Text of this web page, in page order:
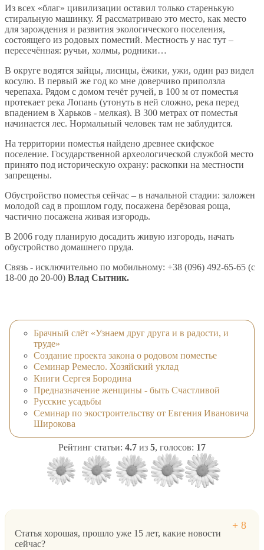
Из всех «благ» цивилизации оставил только старенькую
стиральную машинку. Я рассматриваю это место, как место
для зарождения и развития экологического поселения,
состоящего из родовых поместий. Местность у нас тут –
пересечённая: ручьи, холмы, родники…
В округе водятся зайцы, лисицы, ёжики, ужи, один раз видел
косулю. В первый же год ко мне доверчиво приползла
черепаха. Рядом с домом течёт ручей, в 100 м от поместья
протекает река Лопань (утонуть в ней сложно, река перед
впадением в Харьков - мелкая). В 300 метрах от поместья
начинается лес. Нормальный человек там не заблудится.
На территории поместья найдено древнее скифское
поселение. Государственной археологической службой место
принято под историческую охрану: раскопки на местности
запрещены.
Обустройство поместья сейчас – в начальной стадии: заложен
молодой сад в прошлом году, посажена берёзовая роща,
частично посажена живая изгородь.
В 2006 году планирую досадить живую изгородь, начать
обустройство домашнего пруда.
Связь - исключительно по мобильному: +38 (096) 492-65-65 (с
18-00 до 20-00) Влад Сытник.
Брачный слёт «Узнаем друг друга и в радости, и
труде»
Создание проекта закона о родовом поместье
Семинар Ремесло. Хозяйский уклад
Книги Сергея Бородина
Предназначение женщины - быть Счастливой
Русские усадьбы
Семинар по экостроительству от Евгения Ивановича
Широкова
Рейтинг статьи: 4.7 из 5, голосов: 17
Статья хорошая, прошло уже 15 лет, какие новости
сейчас?